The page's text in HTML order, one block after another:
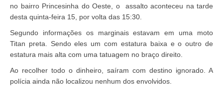
no bairro Princesinha do Oeste, o assalto aconteceu na tarde
desta quinta-feira 15, por volta das 15:30.
Segundo informações os marginais estavam em uma moto
Titan preta. Sendo eles um com estatura baixa e o outro de
estatura mais alta com uma tatuagem no braço direito.
Ao recolher todo o dinheiro, saíram com destino ignorado. A
polícia ainda não localizou nenhum dos envolvidos.